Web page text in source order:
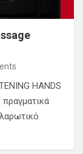
HANDS